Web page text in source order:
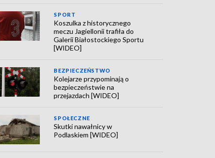
SPORT
Koszulka z historycznego
meczu Jagiellonii trafiła do
Galerii Białostockiego Sportu
[WIDEO]
BEZPIECZEŃSTWO
Kolejarze przypominają o
bezpieczeństwie na
przejazdach [WIDEO]
SPOŁECZNE
Skutki nawałnicy w
Podlaskiem [WIDEO]